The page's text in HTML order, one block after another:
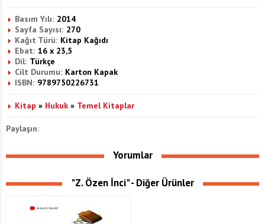
Basım Yılı: 2014
Sayfa Sayısı: 270
Kağıt Türü: Kitap Kağıdı
Ebat: 16 x 23,5
Dil: Türkçe
Cilt Durumu: Karton Kapak
ISBN: 9789750226731
Kitap » Hukuk » Temel Kitaplar
Paylaşın:
Yorumlar
"Z. Özen İnci" - Diğer Ürünler